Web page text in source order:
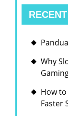
Why
How
Faster